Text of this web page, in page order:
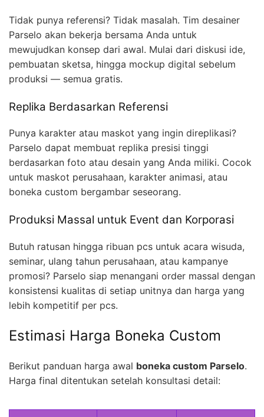
Tidak punya referensi? Tidak masalah. Tim desainer
Parselo akan bekerja bersama Anda untuk
mewujudkan konsep dari awal. Mulai dari diskusi ide,
pembuatan sketsa, hingga mockup digital sebelum
produksi — semua gratis.
Replika Berdasarkan Referensi
Punya karakter atau maskot yang ingin direplikasi?
Parselo dapat membuat replika presisi tinggi
berdasarkan foto atau desain yang Anda miliki. Cocok
untuk maskot perusahaan, karakter animasi, atau
boneka custom bergambar seseorang.
Produksi Massal untuk Event dan Korporasi
Butuh ratusan hingga ribuan pcs untuk acara wisuda,
seminar, ulang tahun perusahaan, atau kampanye
promosi? Parselo siap menangani order massal dengan
konsistensi kualitas di setiap unitnya dan harga yang
lebih kompetitif per pcs.
Estimasi Harga Boneka Custom
Berikut panduan harga awal boneka custom Parselo.
Harga final ditentukan setelah konsultasi detail: